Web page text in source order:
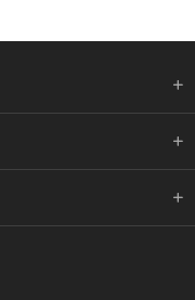


